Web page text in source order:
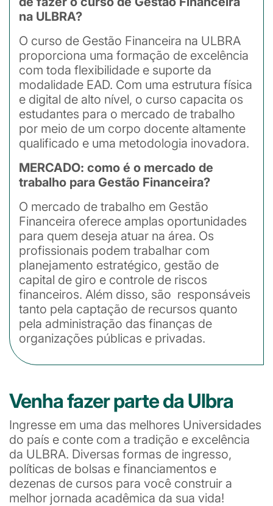
na ULBRA?
O curso de Gestão Financeira na ULBRA
proporciona uma formação de excelência
com toda flexibilidade e suporte da
modalidade EAD. Com uma estrutura física
e digital de alto nível, o curso capacita os
estudantes para o mercado de trabalho
por meio de um corpo docente altamente
qualificado e uma metodologia inovadora.
MERCADO: como é o mercado de
trabalho para Gestão Financeira?
O mercado de trabalho em Gestão
Financeira oferece amplas oportunidades
para quem deseja atuar na área. Os
profissionais podem trabalhar com
planejamento estratégico, gestão de
capital de giro e controle de riscos
financeiros. Além disso, são responsáveis
tanto pela captação de recursos quanto
pela administração das finanças de
organizações públicas e privadas.
Venha fazer parte da Ulbra
Ingresse em uma das melhores Universidades
do país e conte com a tradição e excelência
da ULBRA. Diversas formas de ingresso,
políticas de bolsas e financiamentos e
dezenas de cursos para você construir a
melhor jornada acadêmica da sua vida!